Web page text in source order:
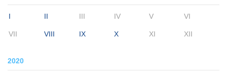
I II III IV V VI
VII VIII IX X XI XII
2020